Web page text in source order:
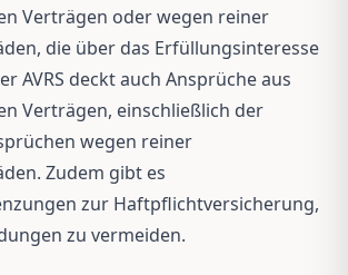
Verträgen oder wegen reiner
die über das Erfüllungsinteresse
AVRS deckt auch Ansprüche aus
Verträgen, einschließlich der
wegen reiner
Zudem gibt es
zur Haftpflichtversicherung,
zu vermeiden.